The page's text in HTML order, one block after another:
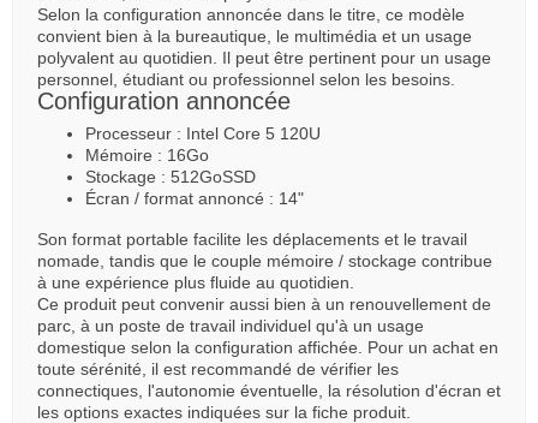
Selon la configuration annoncée dans le titre, ce modèle
convient bien à la bureautique, le multimédia et un usage
polyvalent au quotidien. Il peut être pertinent pour un usage
personnel, étudiant ou professionnel selon les besoins.
Configuration annoncée
Processeur : Intel Core 5 120U
Mémoire : 16Go
Stockage : 512GoSSD
Écran / format annoncé : 14"
Son format portable facilite les déplacements et le travail
nomade, tandis que le couple mémoire / stockage contribue
à une expérience plus fluide au quotidien.
Ce produit peut convenir aussi bien à un renouvellement de
parc, à un poste de travail individuel qu'à un usage
domestique selon la configuration affichée. Pour un achat en
toute sérénité, il est recommandé de vérifier les
connectiques, l'autonomie éventuelle, la résolution d'écran et
les options exactes indiquées sur la fiche produit.